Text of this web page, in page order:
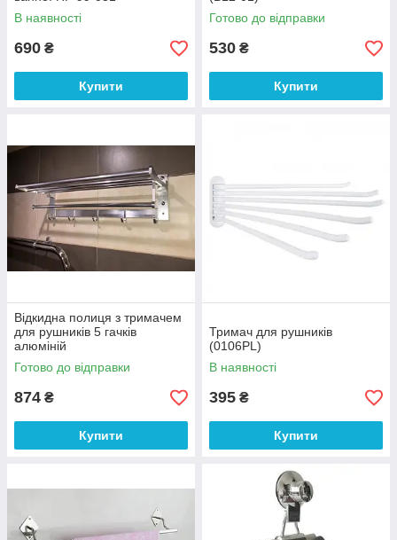
В наявності
690 ₴
Купити
Готово до відправки
530 ₴
Купити
Відкидна полиця з тримачем
для рушників 5 гачків
алюміній
Готово до відправки
874 ₴
Купити
Тримач для рушників
(0106PL)
В наявності
395 ₴
Купити